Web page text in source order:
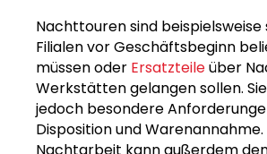
Nachttouren sind beispielsweise
Filialen vor Geschäftsbeginn
müssen oder Ersatzteileüber
Werkstätten gelangen sollen.
jedoch besondere
Disposition und